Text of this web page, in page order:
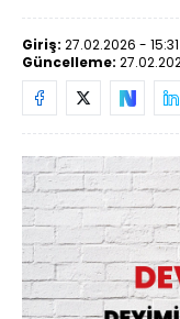
Giriş: 27.02.2026 - 15:31
Güncelleme: